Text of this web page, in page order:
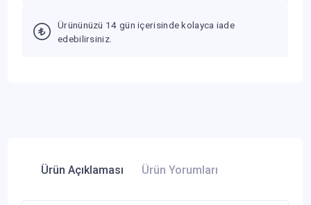
Ürününüzü 14 gün içerisinde kolayca iade
edebilirsiniz.
Ürün Açıklaması Ürün Yorumları